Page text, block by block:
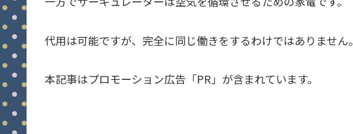
代用は可能ですが、完全に同じ働きをするわけではありません。
本記事はプロモーション広告「PR」が含まれています。